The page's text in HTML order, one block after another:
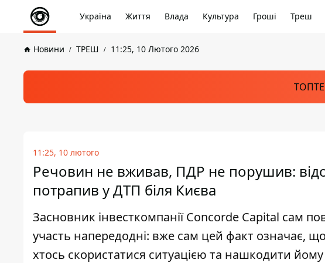
Україна Життя Влада Культура Гроші Треш
Новини ТРЕШ 11:25, 10 Лютого 2026
11:25, 10 лютого
Речовин не вживав, ПДР не порушив:
потрапив у ДТП біля Києва
Засновник інвесткомпанії Concorde Capital сам
участь напередодні: вже сам цей факт означає,
хтось скористатися ситуацією та нашкодити йому